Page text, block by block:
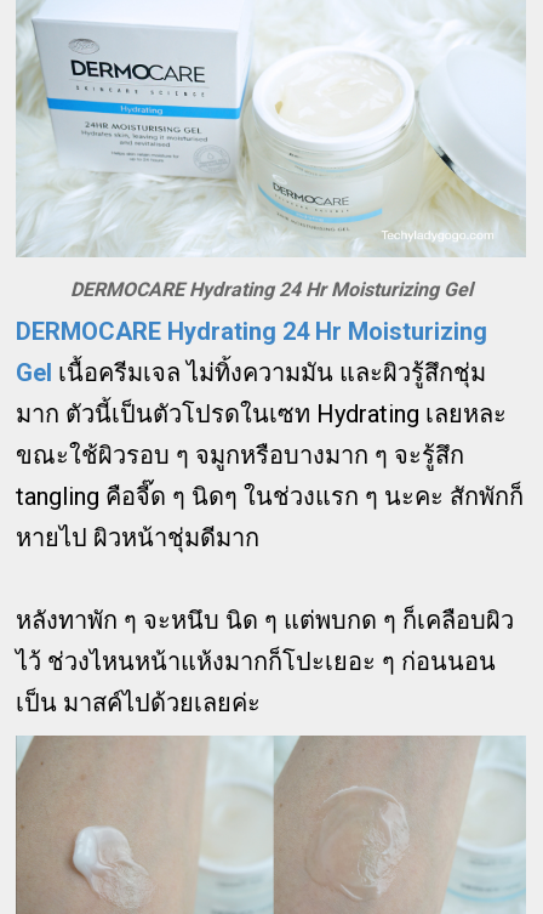
DERMOCARE Hydrating 24 Hr Moisturizing Gel
DERMOCARE Hydrating 24 Hr Moisturizing
Gel เนื้อครีมเจล ไม่ทิ้งความมัน และผิวรู้สึกชุ่ม
มาก ตัวนี้เป็นตัวโปรดในเซท Hydrating เลยหละ
ขณะใช้ผิวรอบ ๆ จมูกหรือบางมาก ๆ จะรู้สึก
tangling คือจี๊ด ๆ นิดๆ ในช่วงแรก ๆ นะคะ สักพักก็
หายไป ผิวหน้าชุ่มดีมาก
หลังทาพัก ๆ จะหนึบ นิด ๆ แต่พบกด ๆ ก็เคลือบผิว
ไว้ ช่วงไหนหน้าแห้งมากก็โปะเยอะ ๆ ก่อนนอน
เป็น มาสค์ไปด้วยเลยค่ะ